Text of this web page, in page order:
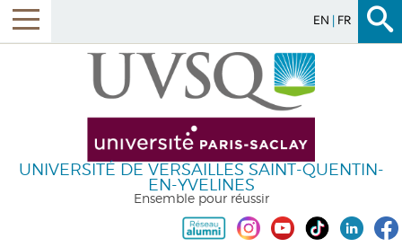
EN FR
UNIVERSITÉ DE VERSAILLES SAINT-QUENTIN-
EN-YVELINES
Ensemble pour réussir